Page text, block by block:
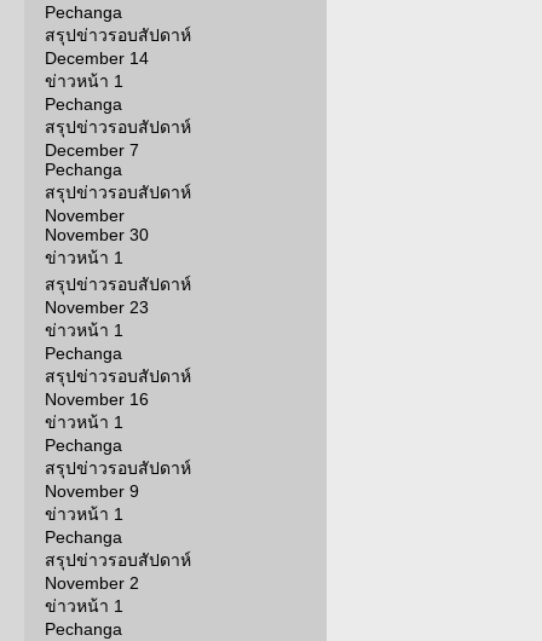
Pechanga
สรุปข่าวรอบสัปดาห์
December 14
ข่าวหน้า 1
Pechanga
สรุปข่าวรอบสัปดาห์
December 7
Pechanga
สรุปข่าวรอบสัปดาห์
November
November 30
ข่าวหน้า 1
สรุปข่าวรอบสัปดาห์
November 23
ข่าวหน้า 1
Pechanga
สรุปข่าวรอบสัปดาห์
November 16
ข่าวหน้า 1
Pechanga
สรุปข่าวรอบสัปดาห์
November 9
ข่าวหน้า 1
Pechanga
สรุปข่าวรอบสัปดาห์
November 2
ข่าวหน้า 1
Pechanga